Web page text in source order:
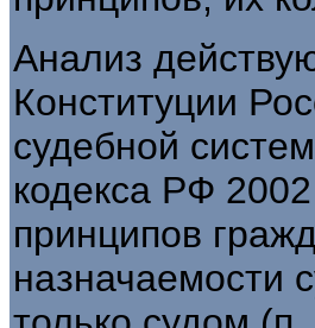
Анализ
Конституции
судебной
кодекса РФ
принципов
назначаемости